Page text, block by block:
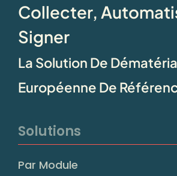
Collecter,
Signer
La Solution De
Européenne De
Solutions
Par Module